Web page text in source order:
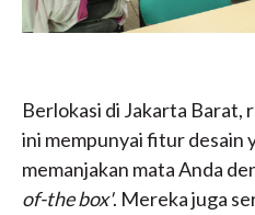
Berlokasi di Jakarta
ini mempunyai fitur desain
memanjakan mata Anda
of-the box'. Mereka juga